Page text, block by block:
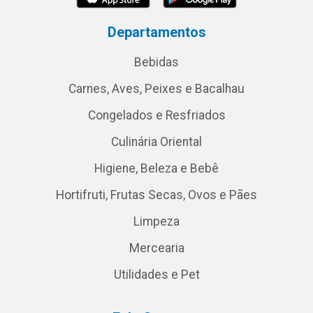
Departamentos
Bebidas
Carnes, Aves, Peixes e Bacalhau
Congelados e Resfriados
Culinária Oriental
Higiene, Beleza e Bebê
Hortifruti, Frutas Secas, Ovos e Pães
Limpeza
Mercearia
Utilidades e Pet